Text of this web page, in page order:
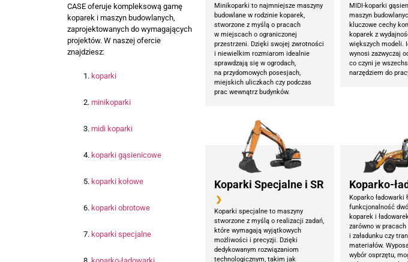
CASE oferuje kompleksową gamę
koparek i maszyn budowlanych,
zaprojektowanych do wymagających
projektów. W naszej ofercie
znajdziesz:
koparki
minikoparki
midi koparki
koparki gąsienicowe
koparki kołowe
koparki obrotowe
koparki specjalne
Minikoparki to najmniejsze maszyny
budowlane w rodzinie koparek,
stworzone z myślą o pracach
w miejscach o ograniczonej
przestrzeni. Dzięki swojej zwrotności
i niewielkim rozmiarom idealnie
sprawdzają się w ogrodach,
na przydomowych posesjach,
miejskich uliczkach czy podczas
prac wewnątrz budynków.
MIDI-koparki
maszyn
kluczowe cechy
koparek z
większych modeli.
wynosi zazwyczaj
co czyni je
narzędziem do
Koparki Specjalne i SR
❯
Koparki specjalne to maszyny
stworzone z myślą o realizacji zadań,
które wymagają wyjątkowych
możliwości i precyzji. Dzięki
dedykowanym rozwiązaniom
technologicznym, takim jak
Koparko-
Koparko ładowarki
funkcjonalność
koparek i
zarówno w
i załadunku czy
materiałów.
wybór osprzętu,